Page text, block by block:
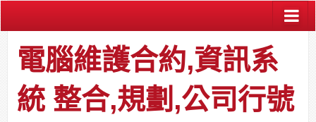
電腦維護合約,資訊系
統 整合,規劃,公司行號